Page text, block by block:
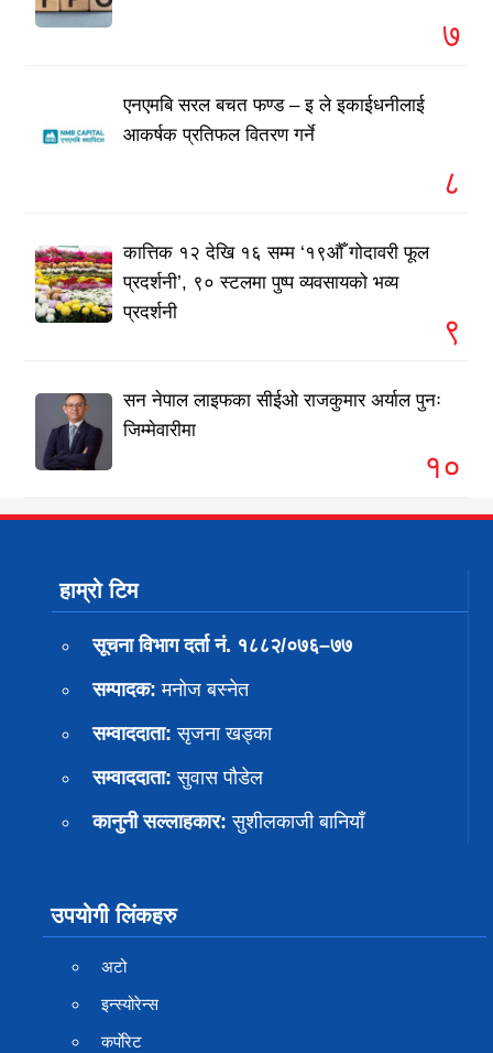
७
एनएमबि सरल बचत फण्ड – इ ले इकाईधनीलाई
आकर्षक प्रतिफल वितरण गर्ने
८
कात्तिक १२ देखि १६ सम्म ‘१९औँ गोदावरी फूल
प्रदर्शनी’, ९० स्टलमा पुष्प व्यवसायको भव्य
प्रदर्शनी
९
सन नेपाल लाइफका सीईओ राजकुमार अर्याल पुनः
जिम्मेवारीमा
१०
हाम्रो टिम
सूचना विभाग दर्ता नं. १८८२/०७६–७७
सम्पादक: मनोज बस्नेत
सम्वाददाता: सृजना खड्का
सम्वाददाता: सुवास पाैडेल
कानुनी सल्लाहकार: सुशीलकाजी बानियाँ
उपयोगी लिंकहरु
अटो
इन्स्योरेन्स
कर्पाेरेट